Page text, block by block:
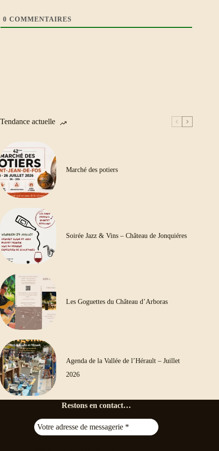
0 COMMENTAIRES
Tendance actuelle
Marché des potiers
Soirée Jazz & Vins – Château de Jonquiéres
Les Goguettes du Château d’Arboras
Agenda de la Vallée de l’Hérault – Juillet
2026
Restons en contact…